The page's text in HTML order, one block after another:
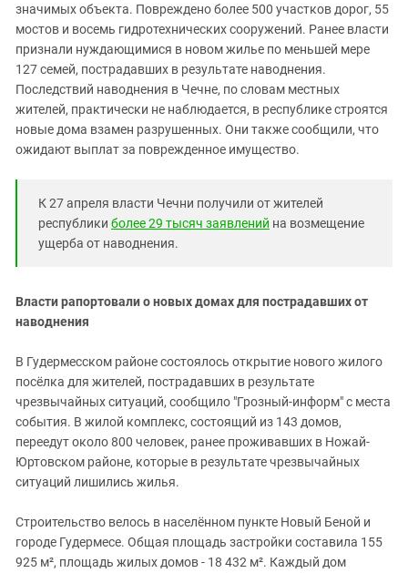
значимых объекта. Повреждено более 500 участков дорог, 55
мостов и восемь гидротехнических сооружений. Ранее власти
признали нуждающимися в новом жилье по меньшей мере
127 семей, пострадавших в результате наводнения.
Последствий наводнения в Чечне, по словам местных
жителей, практически не наблюдается, в республике строятся
новые дома взамен разрушенных. Они также сообщили, что
ожидают выплат за поврежденное имущество.
К 27 апреля власти Чечни получили от жителей
республики более 29 тысяч заявлений на возмещение
ущерба от наводнения.
Власти рапортовали о новых домах для пострадавших от
наводнения
В Гудермесском районе состоялось открытие нового жилого
посёлка для жителей, пострадавших в результате
чрезвычайных ситуаций, сообщило "Грозный-информ" с места
события. В жилой комплекс, состоящий из 143 домов,
переедут около 800 человек, ранее проживавших в Ножай-
Юртовском районе, которые в результате чрезвычайных
ситуаций лишились жилья.
Строительство велось в населённом пункте Новый Беной и
городе Гудермесе. Общая площадь застройки составила 155
925 м², площадь жилых домов - 18 432 м². Каждый дом